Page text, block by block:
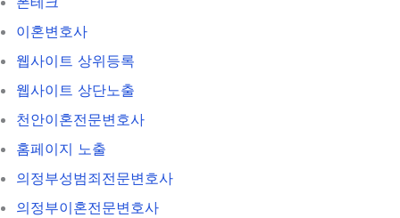
이혼변호사
웹사이트 상위등록
웹사이트 상단노출
천안이혼전문변호사
홈페이지 노출
의정부성범죄전문변호사
의정부이혼전문변호사